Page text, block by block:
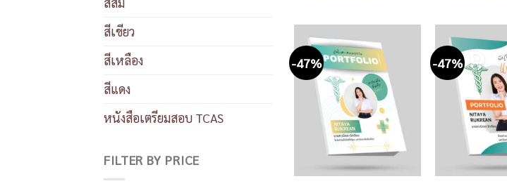
สีเขียว
สีเหลือง
สีแดง
หนังสือเตรียมสอบ TCAS
FILTER BY PRICE
-47%
Add to
wishlist
-47%